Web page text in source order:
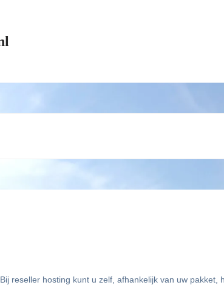
reseller hosting kunt u zelf, afhankelijk van uw